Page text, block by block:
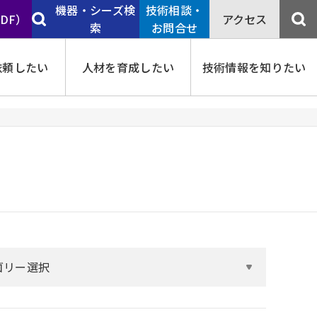
）
機器・シーズ検
索
技術相談・
お問合せ
アクセス
したい 人材を育成したい 技術情報を知りたい
リー選択